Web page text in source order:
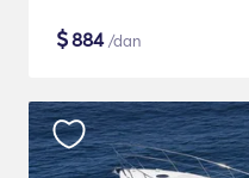
$884/dan